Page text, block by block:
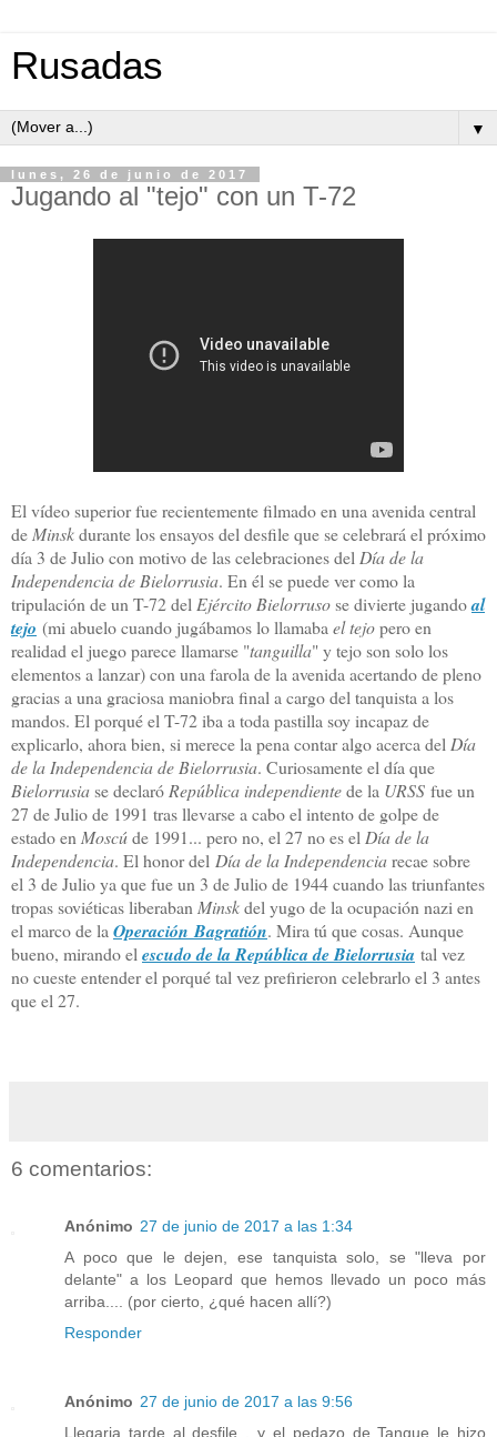
Rusadas
▼
lunes, 26 de junio de 2017
Jugando al "tejo" con un T-72
El vídeo superior fue recientemente filmado en una avenida central
de Minskdurante los ensayos del desfile que se celebrará el próximo
día 3 de Julio con motivo de las celebraciones del Día de la
Independencia de Bielorrusia. En él se puede ver como la
tripulación de un T-72 del Ejército Bielorrusose divierte jugandoal
tejo (mi abuelo cuando jugábamos lo llamaba el tejopero en
realidad el juego parece llamarse "tanguilla" y tejo son solo los
elementos a lanzar) con una farola de la avenida acertando de pleno
gracias a una graciosa maniobra final a cargo del tanquista a los
mandos. El porqué el T-72 iba a toda pastilla soy incapaz de
explicarlo, ahora bien, si merece la pena contar algo acerca del Día
de la Independencia de Bielorrusia. Curiosamente el día que
Bielorrusiase declaró República independientede la URSS fue un
27 de Julio de 1991 tras llevarse a cabo el intento de golpe de
estado en Moscúde 1991... pero no, el 27 no es el Día de la
Independencia. El honor del Día de la Independenciarecae sobre
el 3 de Julio ya que fue un 3 de Julio de 1944 cuando las triunfantes
tropas soviéticas liberaban Minskdel yugo de la ocupación nazi en
el marco de la OperaciónBagratión. Mira tú que cosas. Aunque
bueno, mirando el escudo de la República de Bielorrusia tal vez
no cueste entender el porqué tal vez prefirieron celebrarlo el 3 antes
que el 27.
6 comentarios:
Anónimo 27 de junio de 2017 a las 1:34
A poco que le dejen, ese tanquista solo, se "lleva por
delante" a los Leopard que hemos llevado un poco más
arriba.... (por cierto, ¿qué hacen allí?)
Responder
Anónimo 27 de junio de 2017 a las 9:56
Llegaria tarde al desfile , y el pedazo de Tanque le hizo